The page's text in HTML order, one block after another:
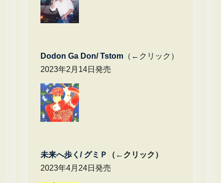
Dodon Ga Don/ Tstom（←クリック）
2023年2月14日発売
未来へ歩く/ グミＰ
（←クリック）
2023年4月24日発売